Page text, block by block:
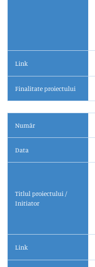
Link
Finalitate proiectului
Număr
Data
Titlul proiectului /
Initiator
Link